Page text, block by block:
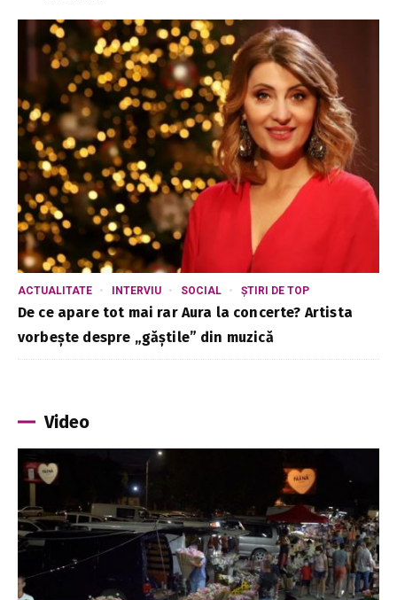
ACTUALITATE INTERVIU SOCIAL ȘTIRI DE TOP
De ce apare tot mai rar Aura la concerte? Artista
vorbește despre „găștile” din muzică
Video